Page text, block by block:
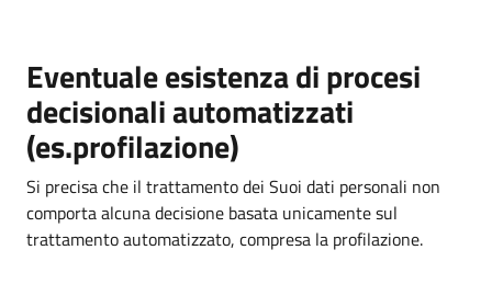
Eventuale esistenza di procesi
decisionali automatizzati
(es.profilazione)
Si precisa che il trattamento dei Suoi dati personali non
comporta alcuna decisione basata unicamente sul
trattamento automatizzato, compresa la profilazione.